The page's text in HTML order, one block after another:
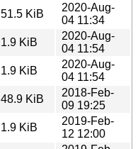
51.5 KiB
2020-Aug-
04 11:34
1.9 KiB
2020-Aug-
04 11:54
1.9 KiB
2020-Aug-
04 11:54
48.9 KiB
2018-Feb-
09 19:25
1.9 KiB
2019-Feb-
12 12:00